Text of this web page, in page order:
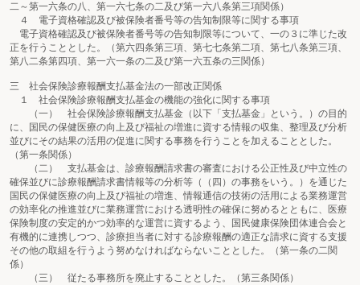
二～第一六条の八、第一六七条の二及び第一六八条第三項関係）
４ 電子資格確認及び被保険者番号等の告知制限等に関する事項
電子資格確認及び被保険者番号等の告知制限等について、一の３に準じた改
正を行うこととした。（第六四条第三項、第七七条第二項、第七八条第三項、
第八二条第四項、第一六一条の二及び第一六五条の三関係）
三 社会保険診療報酬支払基金法の一部改正関係
１ 社会保険診療報酬支払基金の機能の強化に関する事項
（一） 社会保険診療報酬支払基金（以下「支払基金」という。）の目的
に、国民の保健医療の向上及び福祉の増進に資する情報の収集、整理及び分析
並びにその結果の活用の促進に関する事務を行うことを加えることとした。
（第一条関係）
（二） 支払基金は、診療報酬請求書の審査における公正性及び中立性の
確保並びに診療報酬請求書情報等の分析等（（四）の事務をいう。）を通じた
国民の保健医療の向上及び福祉の増進、情報通信の技術の活用による業務運営
の効率化の推進並びに業務運営における透明性の確保に努めるとともに、医療
保険制度の安定的かつ効率的な運営に資するよう、国民健康保険団体連合会と
有機的に連携しつつ、診療担当者に対する診療報酬の適正な請求に資する支援
その他の取組を行うよう努めなければならないこととした。（第一条の二関
係）
（三） 従たる事務所を廃止することとした。（第三条関係）